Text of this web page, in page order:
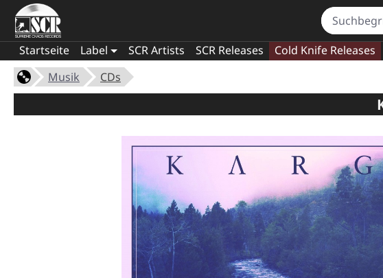
Startseite Label SCR Artists SCR Releases Cold Knife Releases
Musik
CDs